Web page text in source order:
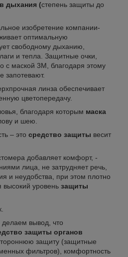
дыхания (степень защиты до
изобретение компании-
оптимальную
свободному дыханию,
и тепла. Защитные очки,
с маской 3М, благодаря этому
запотевают.
линза обеспечивает
цветопередачу.
благодаря которым маска
и шею.
– это средство защиты весит
добавляет комфорт, -
лица, не затрудняет речь,
и неудобства, при этом плотно
высокий уровень защиты
вывод, что
защиты органов
защиту (защитные
фильтров), комфортность